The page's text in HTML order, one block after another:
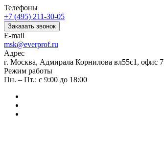
Телефоны
+7 (495) 211-30-05
Заказать звонок
E-mail
msk@everprof.ru
Адрес
г. Москва, Адмирала Корнилова вл55с1, офис 7
Режим работы
Пн. – Пт.: с 9:00 до 18:00